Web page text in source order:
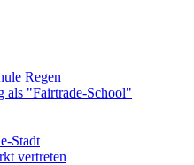
Regen
als "Fairtrade-School"
Stadt
vertreten